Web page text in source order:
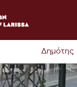
Δημότης